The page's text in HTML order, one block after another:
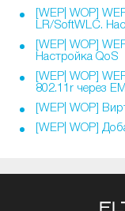
[WEP| WOP]
LR/SoftWLC.
[WEP| WOP]
Настройка QoS
[WEP| WOP]
802.11r через
[WEP| WOP]
[WEP| WOP]